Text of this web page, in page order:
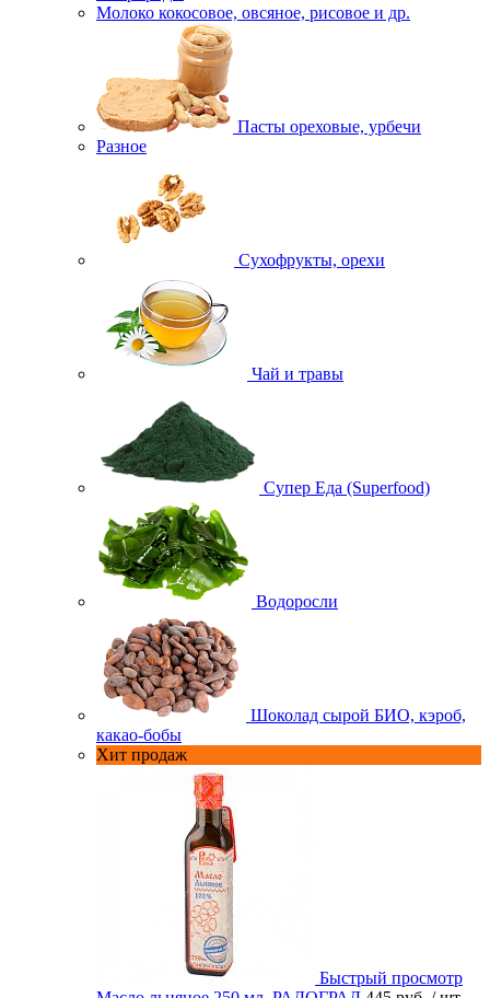
Молоко кокосовое, овсяное, рисовое и др.
Пасты ореховые, урбечи
Разное
Сухофрукты, орехи
Чай и травы
Супер Еда (Superfood)
Водоросли
Шоколад сырой БИО, кэроб,
какао-бобы
Хит продаж
Быстрый просмотр